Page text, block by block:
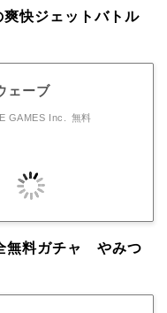
快ジェットバトル
ェーブ
GAMES Inc. 無料
無料ガチャ やみつ